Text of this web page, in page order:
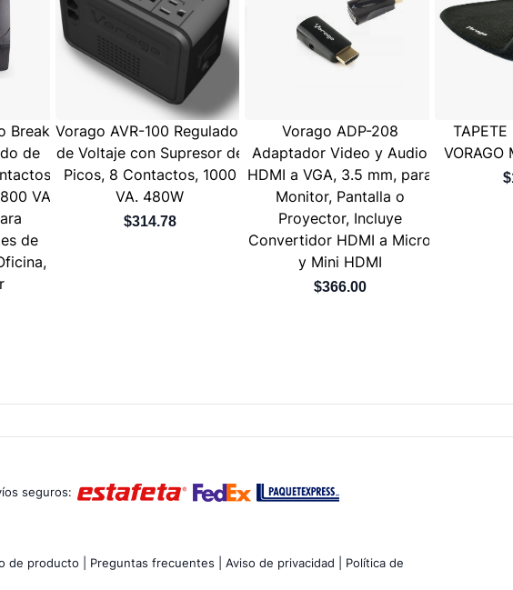
Break,
de
VA,
de
Vorago AVR-100 Regulador
de Voltaje con Supresor de
Picos, 8 Contactos, 1000
VA. 480W
$314.78
Vorago ADP-208
Adaptador Video y Audio
HDMI a VGA, 3.5 mm, para
Monitor, Pantalla o
Proyector, Incluye
Convertidor HDMI a Micro
y Mini HDMI
$366.00
TAPETE
VORAGO
seguros:
de producto | Preguntas frecuentes | Aviso de privacidad |
Política de